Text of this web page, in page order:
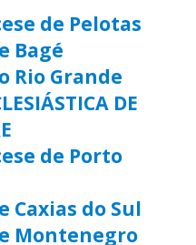
de Pelotas
Bagé
Rio Grande
DE
de Porto
Caxias do Sul
Montenegro